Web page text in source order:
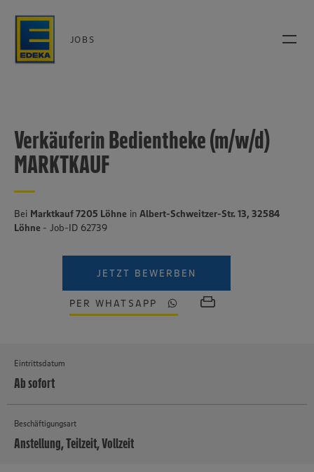
JOBS
Verkäuferin Bedientheke (m/w/d)
MARKTKAUF
Bei Marktkauf 7205 Löhne in Albert-Schweitzer-Str. 13, 32584
Löhne - Job-ID 62739
JETZT BEWERBEN
PER WHATSAPP
Eintrittsdatum
Ab sofort
Beschäftigungsart
Anstellung, Teilzeit, Vollzeit